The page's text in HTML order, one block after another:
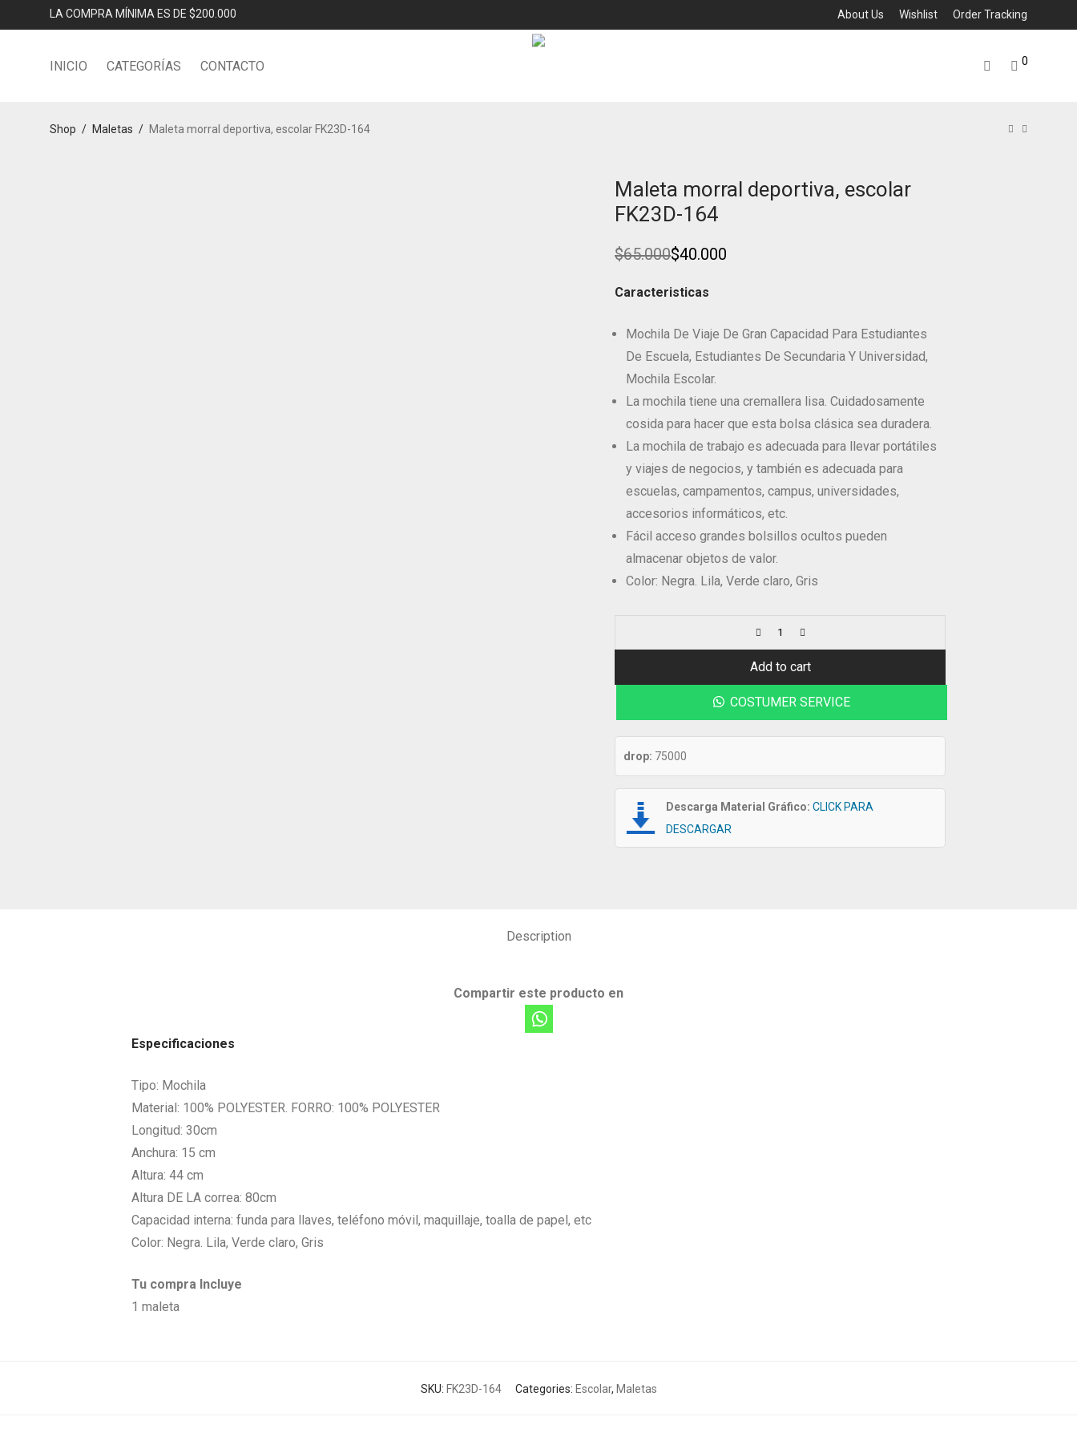
LA COMPRA MÍNIMA ES DE $200.000 About Us Wishlist Order Tracking
INICIO CATEGORÍAS CONTACTO 0
Shop / Maletas / Maleta morral deportiva, escolar FK23D-164
Maleta morral deportiva, escolar
FK23D-164
$65.000
Original
was:
$40.000
Current
is:
Caracteristicas
Mochila De Viaje De Gran Capacidad Para Estudiantes
De Escuela, Estudiantes De Secundaria Y Universidad,
Mochila Escolar.
La mochila tiene una cremallera lisa. Cuidadosamente
cosida para hacer que esta bolsa clásica sea duradera.
La mochila de trabajo es adecuada para llevar portátiles
y viajes de negocios, y también es adecuada para
escuelas, campamentos, campus, universidades,
accesorios informáticos, etc.
Fácil acceso grandes bolsillos ocultos pueden
almacenar objetos de valor.
Color: Negra. Lila, Verde claro, Gris
Add to cart
COSTUMER SERVICE
drop: 75000
Descarga Material Gráfico: CLICK PARA
DESCARGAR
Description
Compartir este producto en
Especificaciones
Tipo: Mochila
Material: 100% POLYESTER. FORRO: 100% POLYESTER
Longitud: 30cm
Anchura: 15 cm
Altura: 44 cm
Altura DE LA correa: 80cm
Capacidad interna: funda para llaves, teléfono móvil, maquillaje, toalla de papel, etc
Color: Negra. Lila, Verde claro, Gris
Tu compra Incluye
1 maleta
SKU: FK23D-164 Categories: Escolar, Maletas